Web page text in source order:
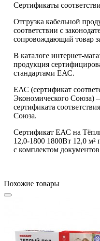
Сертификаты
Отгрузка кабельной
соответствии с
сопровождающий товар
В каталоге интернет-
продукция
стандартами ЕАС.
ЕАС (сертификат
Экономического Союза)
сертификата
Союза.
Сертификат ЕАС на
12,0-1800 1800Вт 12,0 м²
с комплектом
Похожие товары